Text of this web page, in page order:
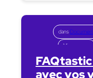
dans
Mise en page
avec vos